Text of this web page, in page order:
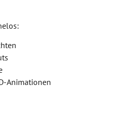
Animationen